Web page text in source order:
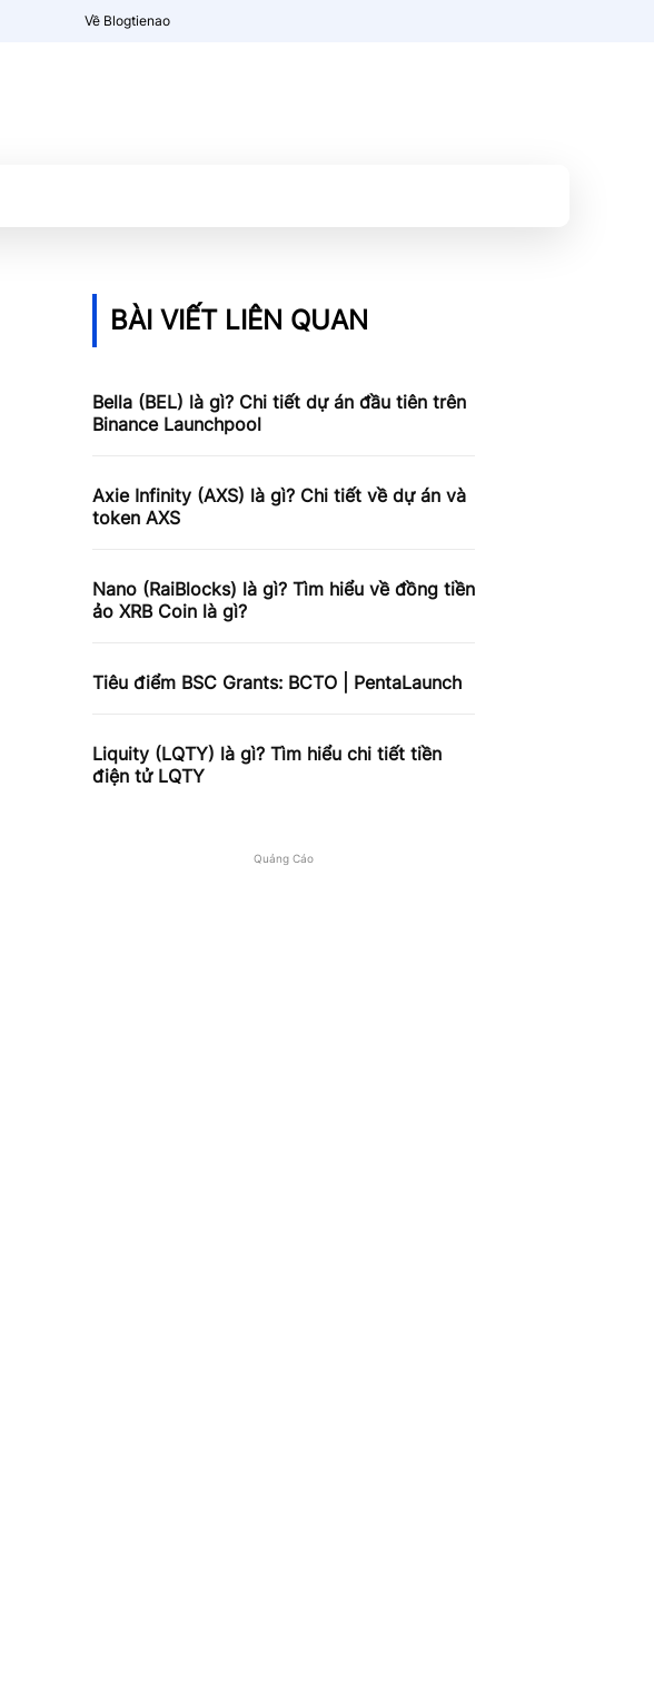
Về Blogtienao
BÀI VIẾT LIÊN QUAN
Bella (BEL) là gì? Chi tiết dự án đầu tiên trên
Binance Launchpool
Axie Infinity (AXS) là gì? Chi tiết về dự án và
token AXS
Nano (RaiBlocks) là gì? Tìm hiểu về đồng tiền
ảo XRB Coin là gì?
Tiêu điểm BSC Grants: BCTO | PentaLaunch
Liquity (LQTY) là gì? Tìm hiểu chi tiết tiền
điện tử LQTY
Quảng Cáo